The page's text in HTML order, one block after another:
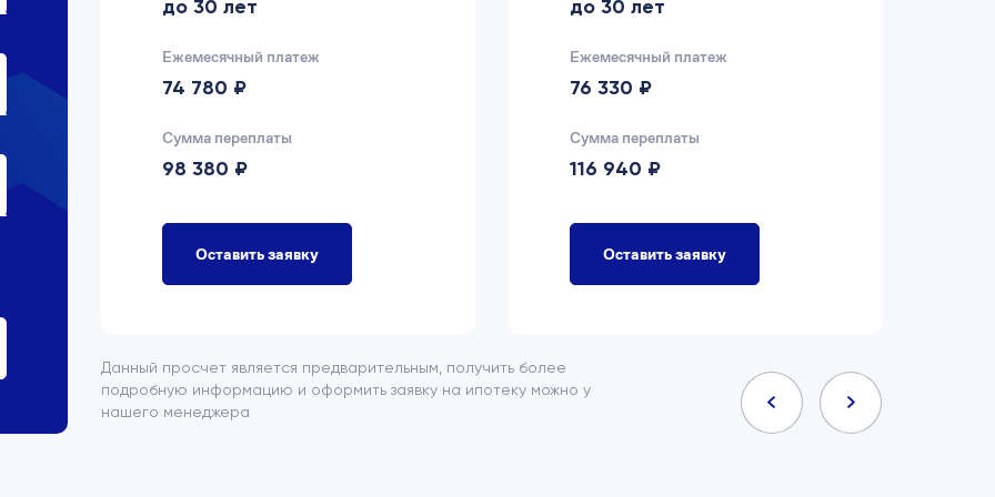
до 30 лет
Ежемесячный платеж
74 780 ₽
Сумма переплаты
98 380 ₽
Оставить заявку
до 30 лет
Ежемесячный платеж
76 330 ₽
Сумма переплаты
116 940 ₽
Оставить заявку
Данный просчет является предварительным, получить более
подробную информацию и оформить заявку на ипотеку можно у
нашего менеджера